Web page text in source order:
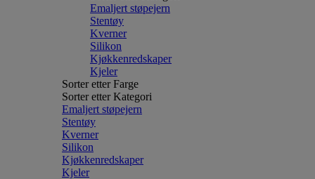
Emaljert støpejern
Stentøy
Kverner
Silikon
Kjøkkenredskaper
Kjeler
Sorter etter Farge
Sorter etter Kategori
Emaljert støpejern
Stentøy
Kverner
Silikon
Kjøkkenredskaper
Kjeler